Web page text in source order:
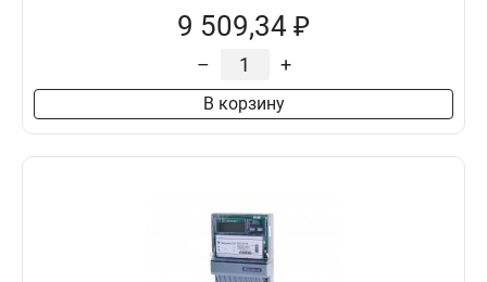
9 509,34 ₽
– +
В корзину